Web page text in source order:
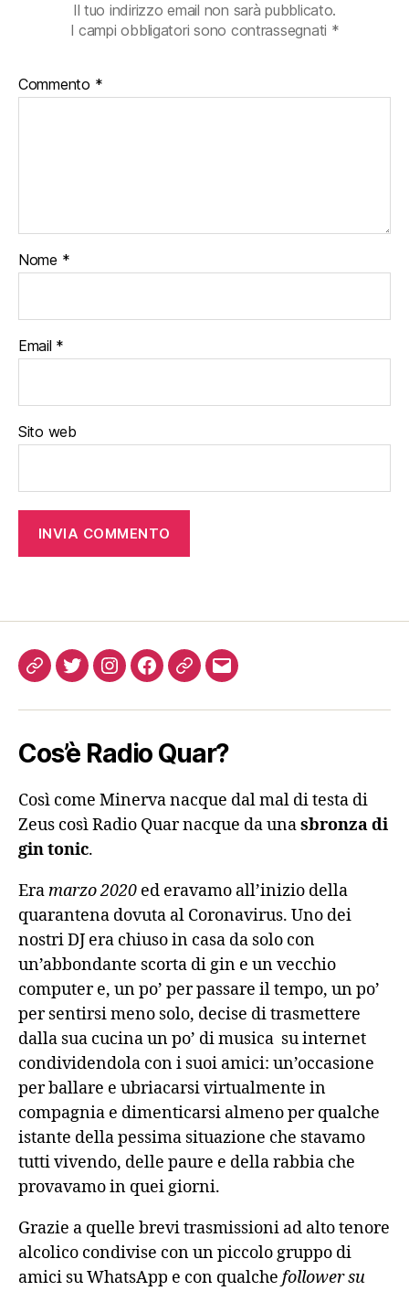
Il tuo indirizzo email non sarà pubblicato.
I campi obbligatori sono contrassegnati *
Commento *
Nome *
Email *
Sito web
ComeTwitterInstagram
FB Podcast
Email
Cos’è Radio Quar?
Così come Minerva nacque dal mal di testa di
Zeus così Radio Quar nacque da unasbronza di
gin tonic.
Eramarzo 2020 ed eravamo all’inizio della
quarantena dovuta al Coronavirus. Uno dei
nostri DJ era chiuso in casa da solo con
un’abbondante scorta di gin e un vecchio
computer e, un po’ per passare il tempo, un po’
per sentirsi meno solo, decise di trasmettere
dalla sua cucina un po’ di musica su internet
condividendola con i suoi amici: un’occasione
per ballare e ubriacarsi virtualmente in
compagnia e dimenticarsi almeno per qualche
istante della pessima situazione che stavamo
tutti vivendo, delle paure e della rabbia che
provavamo in quei giorni.
Grazie a quelle brevi trasmissioni ad alto tenore
alcolico condivise con un piccolo gruppo di
amici su WhatsApp e con qualche follower su